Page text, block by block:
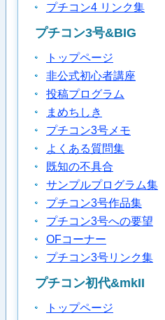
プチコン4 リンク集
プチコン3号&BIG
トップページ
非公式初心者講座
投稿プログラム
まめちしき
プチコン3号メモ
よくある質問集
既知の不具合
サンプルプログラム集
プチコン3号作品集
プチコン3号への要望
OFコーナー
プチコン3号リンク集
プチコン初代&mkII
トップページ